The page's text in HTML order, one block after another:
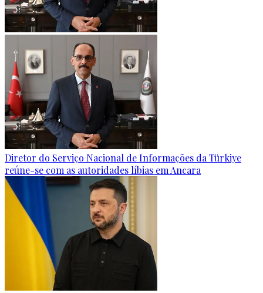
Diretor do Serviço Nacional de Informações da Türkiye
reúne-se com as autoridades líbias em Ancara